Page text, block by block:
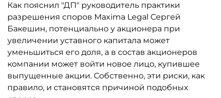
Как пояснил "ДП" руководитель практики
разрешения споров Maxima Legal Сергей
Бакешин, потенциально у акционера при
увеличении уставного капитала может
уменьшиться его доля, а в состав акционеров
компании может войти новое лицо, купившее
выпущенные акции. Собственно, эти риски, как
правило, и становятся причиной подобных